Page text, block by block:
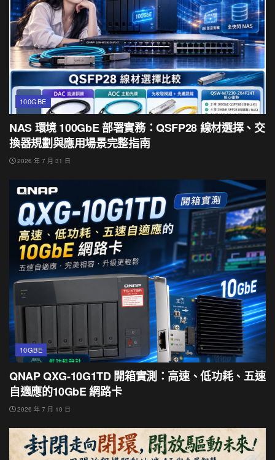
100GBE
NAS 環境 100GbE 部署實務：QSFP28 線材選擇、交
換器規劃與應用場景完整指南
2026 年 7 月 31 日
10GBE
QNAP QXG-10G1TD 開箱實測：高速、低功耗、五速
自適應的10GbE 網路卡
2026 年 7 月 10 日